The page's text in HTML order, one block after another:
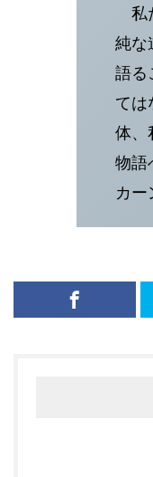
私
純な
語る
ては
体、
物語
カー